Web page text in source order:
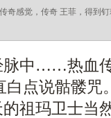
感觉，传奇 王菲，得到
脉中……热血
白点说骷髅咒
祖玛卫士当